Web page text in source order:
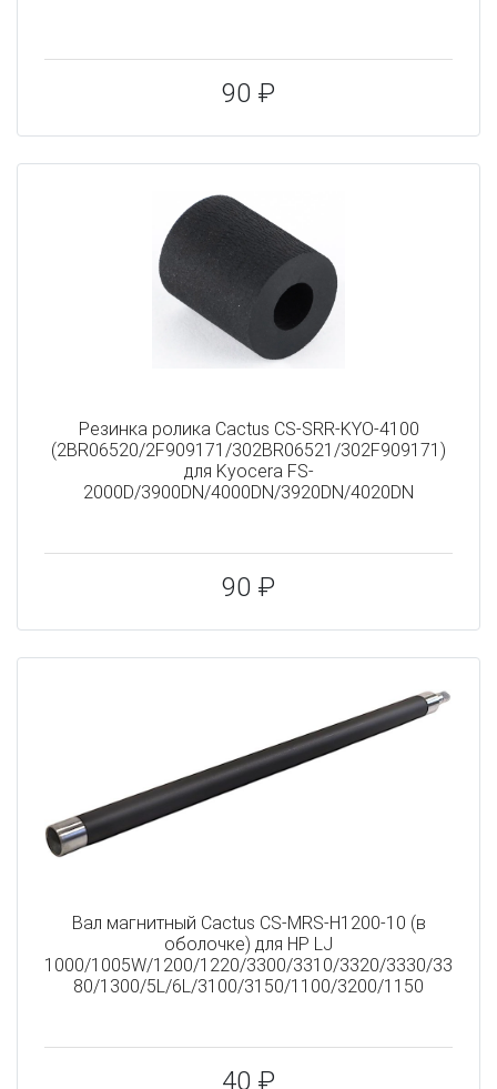
90 ₽
Резинка ролика Cactus CS-SRR-KYO-4100
(2BR06520/2F909171/302BR06521/302F909171)
для Kyocera FS-
2000D/3900DN/4000DN/3920DN/4020DN
90 ₽
Вал магнитный Cactus CS-MRS-H1200-10 (в
оболочке) для HP LJ
1000/1005W/1200/1220/3300/3310/3320/3330/33
80/1300/5L/6L/3100/3150/1100/3200/1150
40 ₽